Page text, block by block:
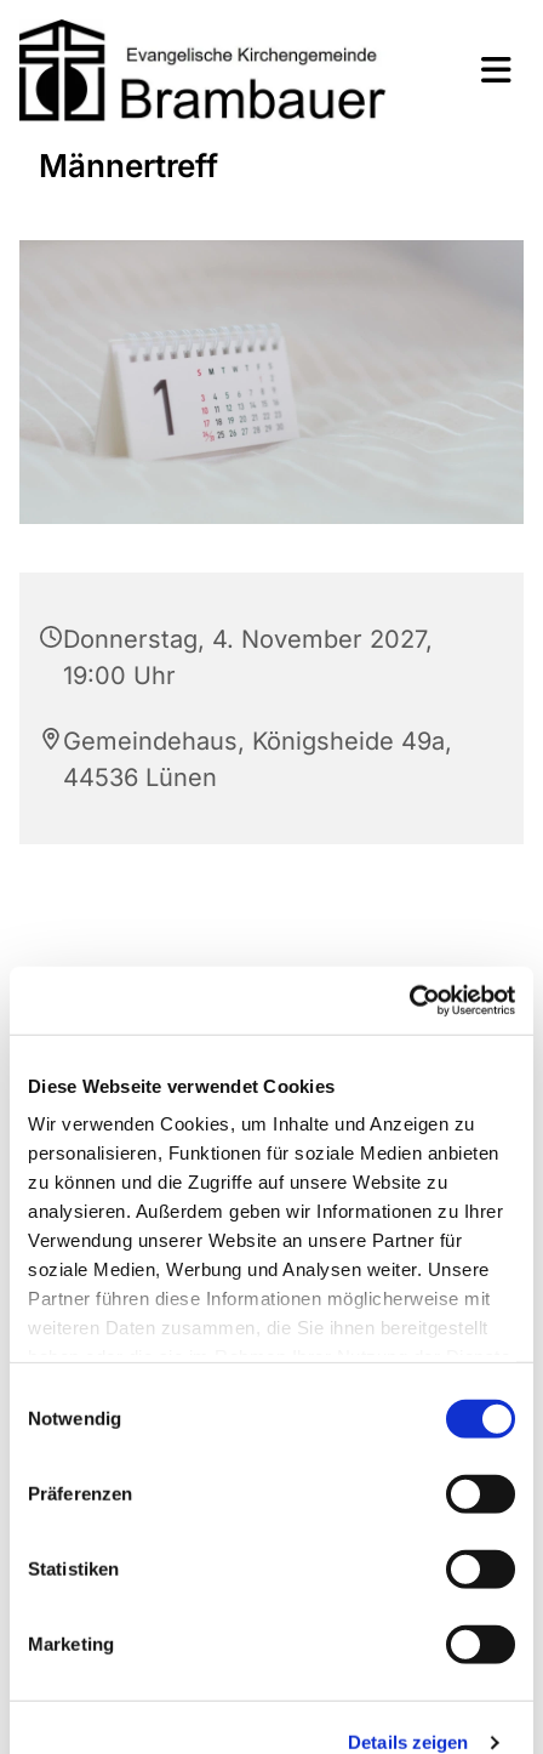
Diese Webseite verwendet Cookies
Wir verwenden Cookies, um Inhalte und Anzeigen zu
personalisieren, Funktionen für soziale Medien anbieten
zu können und die Zugriffe auf unsere Website zu
analysieren. Außerdem geben wir Informationen zu Ihrer
Verwendung unserer Website an unsere Partner für
soziale Medien, Werbung und Analysen weiter. Unsere
Partner führen diese Informationen möglicherweise mit
weiteren Daten zusammen, die Sie ihnen bereitgestellt
Notwendig
Präferenzen
Statistiken
Marketing
Details zeigen
Männertreff
Donnerstag, 4. November 2027,
19:00 Uhr
Gemeindehaus, Königsheide 49a,
44536 Lünen